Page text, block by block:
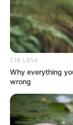
Tampil
Hasil
90 Tahun
CTA LOVE
Why everything
wrong